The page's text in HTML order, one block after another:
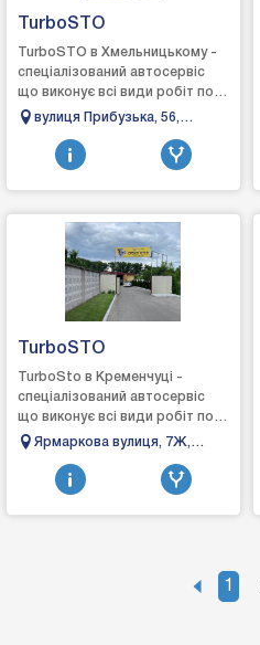
TurboSTO
TurboSTO в Хмельницькому -
спеціалізований автосервіс
що виконує всі види робіт по
турбінах: зняття, діагностика,
вулиця Прибузька, 56,
Хмельницький, Хмельницька
область, 29000
TurboSTO
TurboSto в Кременчуці -
спеціалізований автосервіс
що виконує всі види робіт по
турбінах: зняття, діагностика,
вигото...
Ярмаркова вулиця, 7Ж,
Кременчук, Полтавська
область, 39600
1